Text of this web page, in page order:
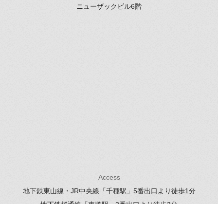
ニューザックビル6階
Access
地下鉄東山線・JR中央線「千種駅」 5番出口より徒歩1分